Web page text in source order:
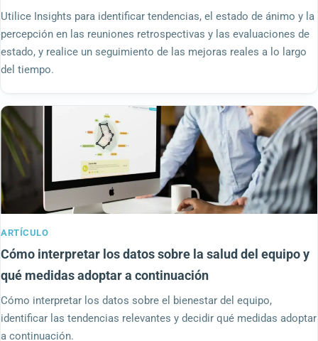
Utilice Insights para identificar tendencias, el estado de ánimo y la
percepción en las reuniones retrospectivas y las evaluaciones de
estado, y realice un seguimiento de las mejoras reales a lo largo
del tiempo.
ARTÍCULO
Cómo interpretar los datos sobre la salud del equipo y
qué medidas adoptar a continuación
Cómo interpretar los datos sobre el bienestar del equipo,
identificar las tendencias relevantes y decidir qué medidas adoptar
a continuación.